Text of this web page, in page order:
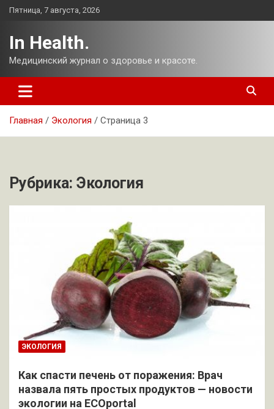
Перейти
Пятница, 7 августа, 2026
In Health.
Медицинский журнал о здоровье и красоте.
Главная Экология Страница 3
Рубрика: Экология
ЭКОЛОГИЯ
Как спасти печень от поражения: Врач
назвала пять простых продуктов — новости
экологии на ECOportal